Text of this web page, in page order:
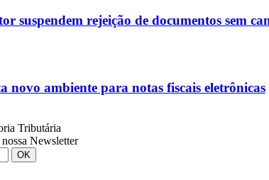
suspendem rejeição de documentos sem
novo ambiente para notas fiscais eletrônicas
Tributária
Newsletter